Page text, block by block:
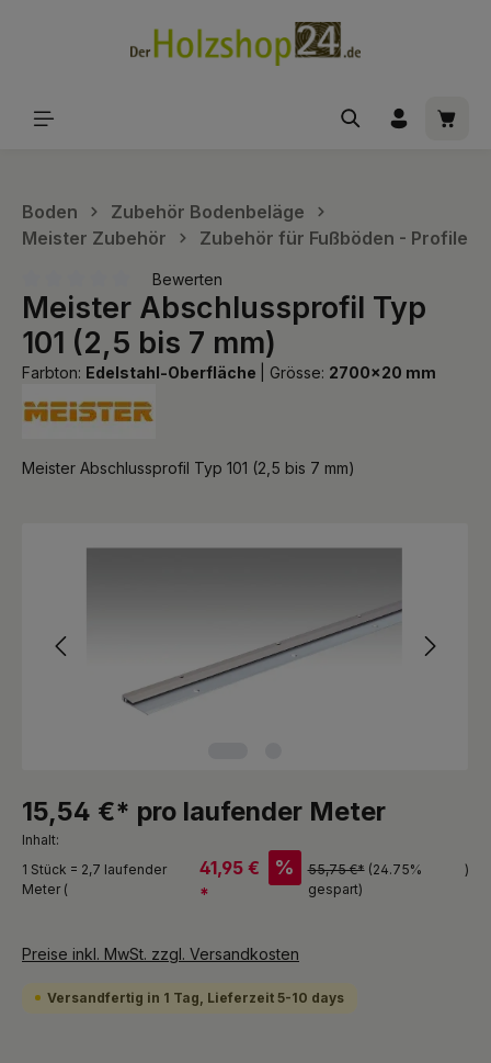
Boden
Zubehör Bodenbeläge
Meister Zubehör
Zubehör für Fußböden - Profile
Durchschnittliche Bewertung von 0 von 5 Sternen
Bewerten
Meister Abschlussprofil Typ
101 (2,5 bis 7 mm)
Farbton: Edelstahl-Oberfläche Grösse: 2700x20 mm
Meister Abschlussprofil Typ 101 (2,5 bis 7 mm)
15,54 €* pro laufender Meter
Inhalt:
1 Stück = 2,7 laufender
Meter (
41,95 €
*
% 55,75 €* (24.75%
gespart)
)
Preise inkl. MwSt. zzgl. Versandkosten
Versandfertig in 1 Tag, Lieferzeit 5-10 days